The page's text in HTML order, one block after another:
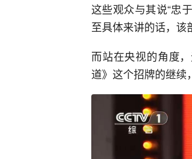
这些观众与其说“忠
至具体来讲的话，该
而站在央视的角度
道》这个招牌的继续